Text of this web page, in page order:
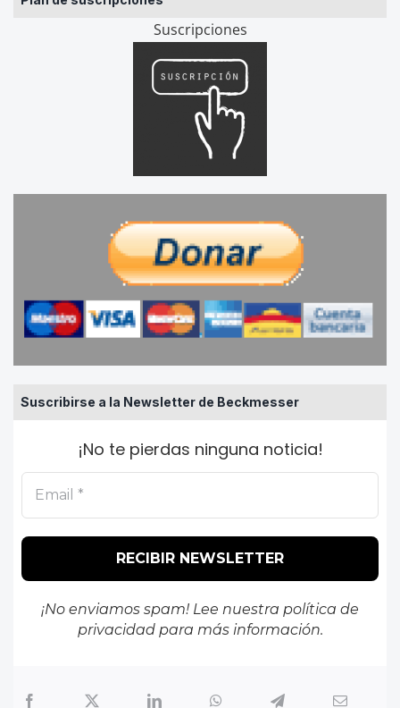
Suscripciones
Suscribirse a la Newsletter de Beckmesser
¡No te pierdas ninguna noticia!
¡No enviamos spam! Lee nuestra política de
privacidadpara más información.